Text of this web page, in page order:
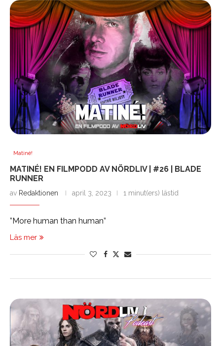
Matiné!
MATINÉ! EN FILMPODD AV NÖRDLIV | #26 | BLADE
RUNNER
av Redaktionen april 3, 2023 1 minut(ers) lästid
”More human than human”
Läs mer